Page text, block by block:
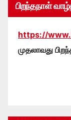
பிறந்தநாள்
https://
முதலாவது